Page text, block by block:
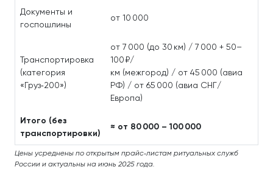
Документы и
госпошлины
от 10 000
Транспортировка
(категория
«Груз‑200»)
от 7 000 (до 30 км) / 7 000 + 50–
100 ₽/
км (межгород) / от 45 000 (авиа
РФ) / от 65 000 (авиа СНГ/
Европа)
Итого (без
транспортировки)
≈ от 80 000 – 100 000
Цены усреднены по открытым прайс‑листам ритуальных служб
России и актуальны на июнь 2025 года.